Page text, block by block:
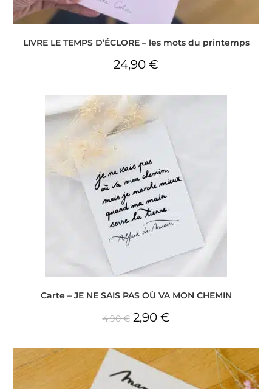
LIVRE LE TEMPS D’ÉCLORE – les mots du printemps
24,90 €
Carte – JE NE SAIS PAS OÙ VA MON CHEMIN
4,90€ 2,90 €